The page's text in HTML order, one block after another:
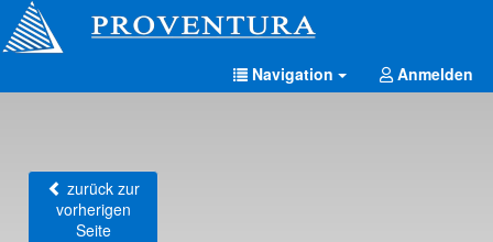
Navigation Anmelden
zurück zur
vorherigen
Seite